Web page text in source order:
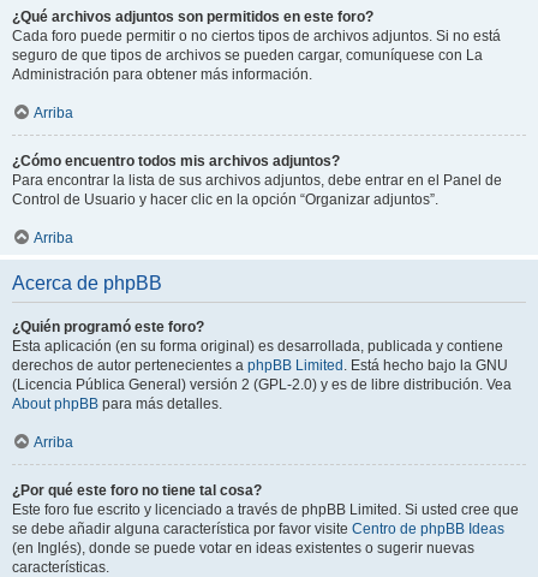
¿Qué archivos adjuntos son permitidos en este foro?
Cada foro puede permitir o no ciertos tipos de archivos adjuntos. Si no está
seguro de que tipos de archivos se pueden cargar, comuníquese con La
Administración para obtener más información.
Arriba
¿Cómo encuentro todos mis archivos adjuntos?
Para encontrar la lista de sus archivos adjuntos, debe entrar en el Panel de
Control de Usuario y hacer clic en la opción “Organizar adjuntos”.
Arriba
Acerca de phpBB
¿Quién programó este foro?
Esta aplicación (en su forma original) es desarrollada, publicada y contiene
derechos de autor pertenecientes a phpBB Limited . Está hecho bajo la GNU
(Licencia Pública General) versión 2 (GPL-2.0) y es de libre distribución. Vea
About phpBB para más detalles.
Arriba
¿Por qué este foro no tiene tal cosa?
Este foro fue escrito y licenciado a través de phpBB Limited. Si usted cree que
se debe añadir alguna característica por favor visite Centro de phpBB Ideas
(en Inglés), donde se puede votar en ideas existentes o sugerir nuevas
características.